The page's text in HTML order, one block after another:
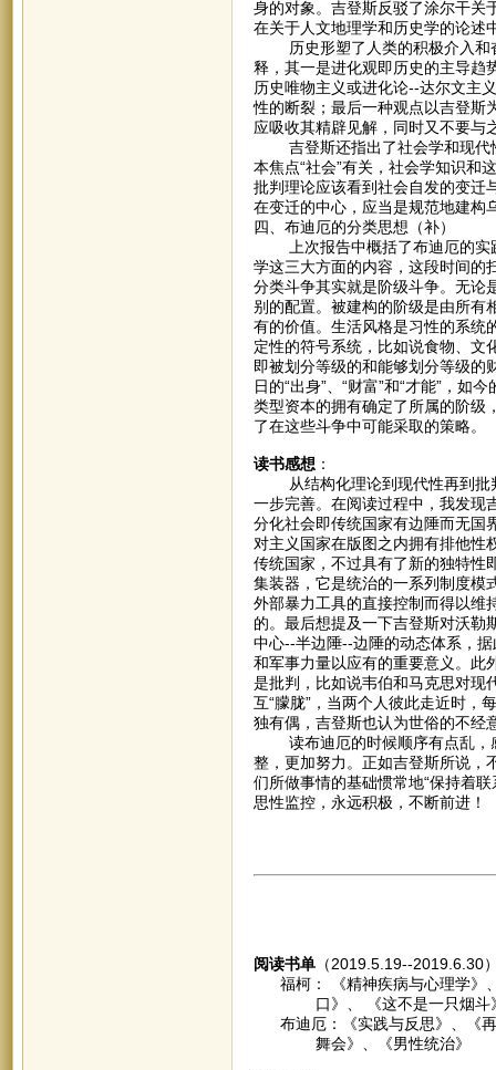
身的对象。吉登斯反驳了涂尔干关
在关于人文地理学和历史学的论述
历史形塑了人类的积极介入和奋
释，其一是进化观即历史的主导趋
历史唯物主义或进化论--达尔文主
性的断裂；最后一种观点以吉登斯
应吸收其精辟见解，同时又不要与
吉登斯还指出了社会学和现代性
本焦点“社会”有关，社会学知识和
批判理论应该看到社会自发的变迁
在变迁的中心，应当是规范地建构
四、布迪厄的分类思想（补）
上次报告中概括了布迪厄的实践
学这三大方面的内容，这段时间的
分类斗争其实就是阶级斗争。无论
别的配置。被建构的阶级是由所有
有的价值。生活风格是习性的系统
定性的符号系统，比如说食物、文
即被划分等级的和能够划分等级的
日的“出身”、“财富”和“才能”，如
类型资本的拥有确定了所属的阶级
了在这些斗争中可能采取的策略。
读书感想 ：
从结构化理论到现代性再到批判
一步完善。在阅读过程中，我发现
分化社会即传统国家有边陲而无国
对主义国家在版图之内拥有排他性
传统国家，不过具有了新的独特性
集装器，它是统治的一系列制度模
外部暴力工具的直接控制而得以维
的。最后想提及一下吉登斯对沃勒
中心--半边陲--边陲的动态体系，
和军事力量以应有的重要意义。此
是批判，比如说韦伯和马克思对现
互“朦胧”，当两个人彼此走近时，
独有偶，吉登斯也认为世俗的不经
读布迪厄的时候顺序有点乱，感
整，更加努力。正如吉登斯所说，
们所做事情的基础惯常地“保持着
思性监控，永远积极，不断前进！
阅读书单（2019.5.19--2019.6.30
福柯： 《精神疾病与心理学》
口》、 《这不是一只烟斗》
布迪厄：《实践与反思》、《再
舞会》、《男性统治》